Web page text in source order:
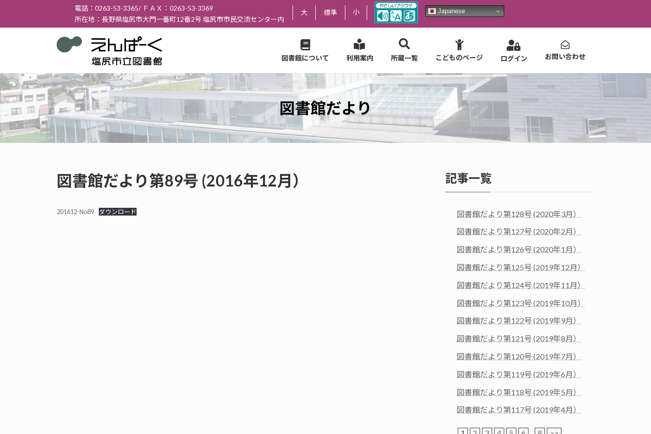
テ
ス
キ
ッ
ゲ
ン
に
移
電話：0263-53-3365/ ＦＡＸ：0263-53-3369
所在地：長野県塩尻市大門一番町12番2号 塩尻市市民交流センター内
大 標準 小 Japanese
図書館について 利用案内 所蔵一覧 こどものページ ログイン お問い合わせ
図書館だより
図書館だより第89号 (2016年12月）
201612-No89 ダウンロード
記事一覧
図書館だより第128号 (2020年3月）
図書館だより第127号 (2020年2月）
図書館だより第126号 (2020年1月）
図書館だより第125号 (2019年12月）
図書館だより第124号 (2019年11月）
図書館だより第123号 (2019年10月）
図書館だより第122号 (2019年9月）
図書館だより第121号 (2019年8月）
図書館だより第120号 (2019年7月）
図書館だより第119号 (2019年6月）
図書館だより第118号 (2019年5月）
図書館だより第117号 (2019年4月）